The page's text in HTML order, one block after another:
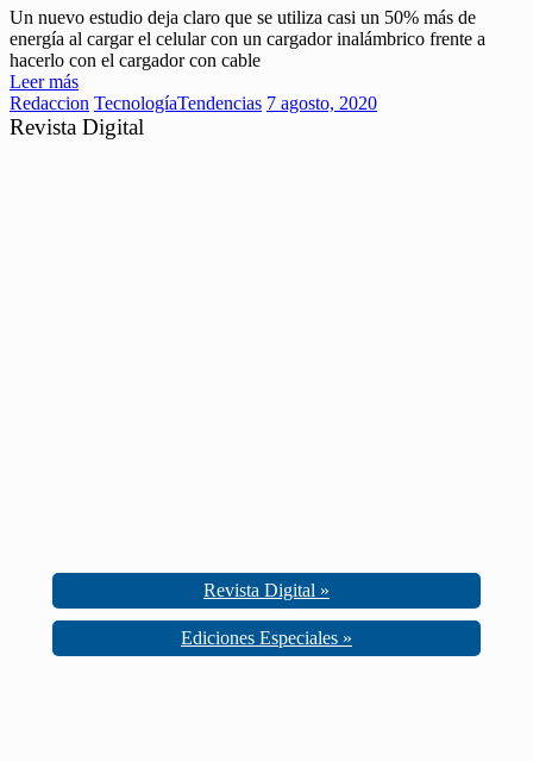
Un nuevo estudio deja claro que se utiliza casi un 50% más de
energía al cargar el celular con un cargador inalámbrico frente a
hacerlo con el cargador con cable
Leer más
Redaccion TecnologíaTendencias 7 agosto, 2020
Revista Digital
Revista Digital »
Ediciones Especiales »